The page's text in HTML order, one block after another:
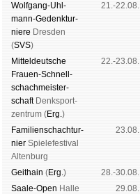
Wolf­gang-Uhl­
mann-Ge­denk­tur­
niere Dres­den
(SVS)
21.-22.08.
Mit­tel­deu­tsche
Frauen-Schnell­
schach­meis­ter­
schaftDenk­sport­
zen­trum (Erg.)
22.-23.08.
Familien­schach­tur­
nier Spiele­fes­ti­val
Al­ten­burg
23.08.
Geit­hain (Erg.)
28.-30.08.
Saale-Open Halle
29.08.